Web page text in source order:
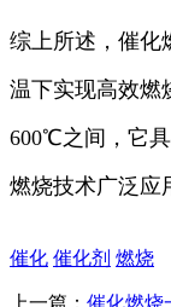
综上所述，催化
温下实现高效燃
600℃之间，它
燃烧技术广泛应
催化 催化剂 燃烧
上一篇： 催化燃烧